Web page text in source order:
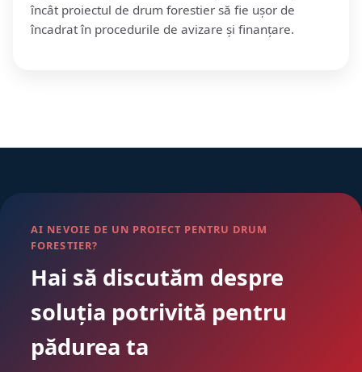
încât proiectul de drum forestier să fie ușor de
încadrat în procedurile de avizare și finanțare.
AI NEVOIE DE UN PROIECT PENTRU DRUM
FORESTIER?
Hai să discutăm despre
soluția potrivită pentru
pădurea ta